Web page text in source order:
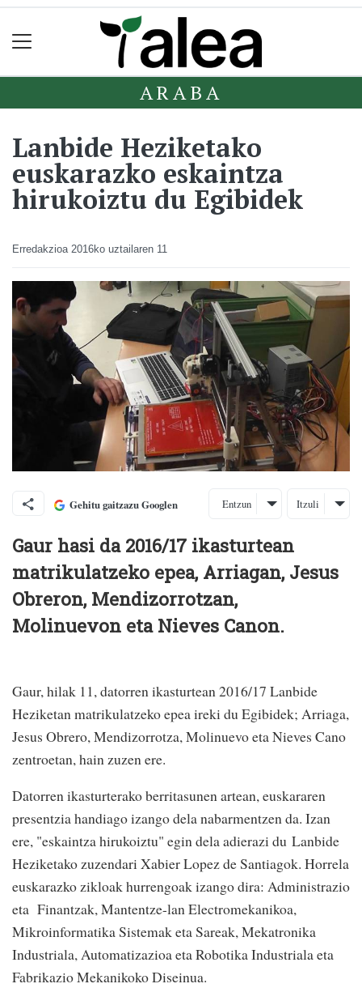
ARABA
Lanbide Heziketako
euskarazko eskaintza
hirukoiztu du Egibidek
Erredakzioa 2016ko uztailaren 11
Gehitu gaitzazu Googlen Entzun Itzuli
Gaur hasi da 2016/17 ikasturtean
matrikulatzeko epea, Arriagan, Jesus
Obreron, Mendizorrotzan,
Molinuevon eta Nieves Canon.
Gaur, hilak 11, datorren ikasturtean 2016/17 Lanbide
Heziketan matrikulatzeko epea ireki du Egibidek; Arriaga,
Jesus Obrero, Mendizorrotza, Molinuevo eta Nieves Cano
zentroetan, hain zuzen ere.
Datorren ikasturterako berritasunen artean, euskararen
presentzia handiago izango dela nabarmentzen da. Izan
ere, "eskaintza hirukoiztu" egin dela adierazi du Lanbide
Heziketako zuzendari Xabier Lopez de Santiagok. Horrela
euskarazko zikloak hurrengoak izango dira: Administrazio
eta Finantzak, Mantentze-lan Electromekanikoa,
Mikroinformatika Sistemak eta Sareak, Mekatronika
Industriala, Automatizazioa eta Robotika Industriala eta
Fabrikazio Mekanikoko Diseinua.